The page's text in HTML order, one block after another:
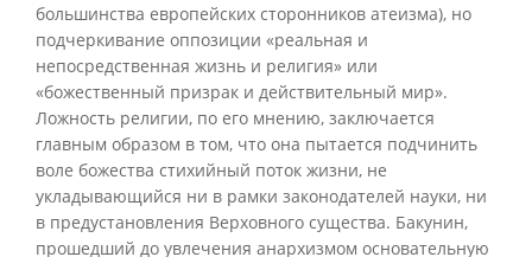
большинства европейских сторонников атеизма), но
подчеркивание оппозиции «реальная и
непосредственная жизнь и религия» или
«божественный призрак и действительный мир».
Ложность религии, по его мнению, заключается
главным образом в том, что она пытается подчинить
воле божества стихийный поток жизни, не
укладывающийся ни в рамки законодателей науки, ни
в предустановления Верховного существа. Бакунин,
прошедший до увлечения анархизмом основательную